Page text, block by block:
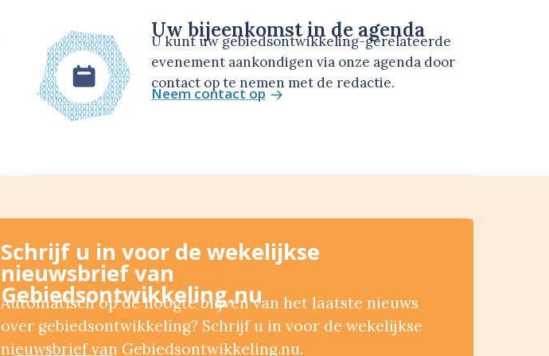
Uw bijeenkomst in de agenda
U kunt uw gebiedsontwikkeling-gerelateerde
evenement aankondigen via onze agenda door
contact op te nemen met de redactie.
Neem contact op
Schrijf u in voor de wekelijkse
nieuwsbrief van
Gebiedsontwikkeling.nu
Automatisch op de hoogte blijven van het laatste nieuws
over gebiedsontwikkeling? Schrijf u in voor de wekelijkse
nieuwsbrief van Gebiedsontwikkeling.nu.